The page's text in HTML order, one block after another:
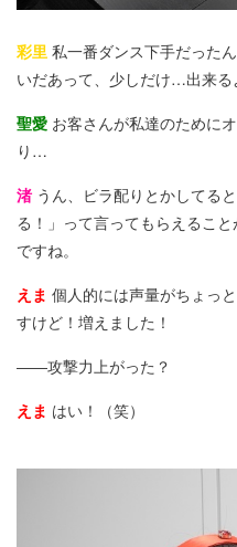
彩里 私一番ダンス下手だった
いだあって、少しだけ…出来る
聖愛 お客さんが私達のために
り…
渚うん、ビラ配りとかしてる
る！」って言ってもらえるこ
ですね。
えま 個人的には声量がちょっ
すけど！増えました！
――攻撃力上がった？
えま はい！（笑）